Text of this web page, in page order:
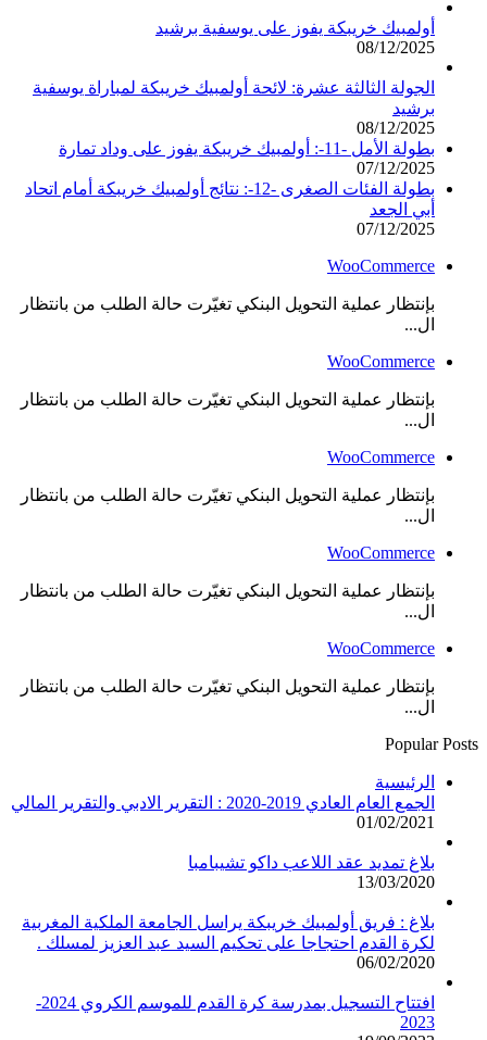
أولمبيك خريبكة يفوز على يوسفية برشيد
08/12/2025
الجولة الثالثة عشرة: لائحة أولمبيك خريبكة لمباراة يوسفية
برشيد
08/12/2025
بطولة الأمل -11-: أولمبيك خريبكة يفوز على وداد تمارة
07/12/2025
بطولة الفئات الصغرى -12-: نتائج أولمبيك خريبكة أمام اتحاد
أبي الجعد
07/12/2025
WooCommerce
بإنتظار عملية التحويل البنكي تغيّرت حالة الطلب من بانتظار
ال...
WooCommerce
بإنتظار عملية التحويل البنكي تغيّرت حالة الطلب من بانتظار
ال...
WooCommerce
بإنتظار عملية التحويل البنكي تغيّرت حالة الطلب من بانتظار
ال...
WooCommerce
بإنتظار عملية التحويل البنكي تغيّرت حالة الطلب من بانتظار
ال...
WooCommerce
بإنتظار عملية التحويل البنكي تغيّرت حالة الطلب من بانتظار
ال...
Popular Posts
الرئيسية
الجمع العام العادي 2019-2020 : التقرير الادبي والتقرير المالي
01/02/2021
بلاغ تمديد عقد اللاعب داكو تشيبامبا
13/03/2020
بلاغ : فريق أولمبيك خريبكة يراسل الجامعة الملكية المغربية
لكرة القدم احتجاجا على تحكيم السيد عبد العزيز لمسلك .
06/02/2020
افتتاح التسجيل بمدرسة كرة القدم للموسم الكروي 2024-
2023